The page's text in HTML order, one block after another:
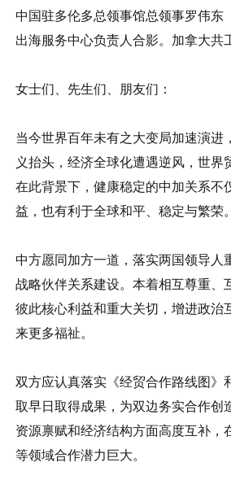
中国驻多伦多总领事馆总领事罗伟东
出海服务中心负责人合影。加拿大共
女士们、先生们、朋友们：
当今世界百年未有之大变局加速演进
义抬头，经济全球化遭遇逆风，世界
在此背景下，健康稳定的中加关系不
益，也有利于全球和平、稳定与繁荣。
中方愿同加方一道，落实两国领导人
战略伙伴关系建设。本着相互尊重、
彼此核心利益和重大关切，增进政治
来更多福祉。
双方应认真落实《经贸合作路线图》
取早日取得成果，为双边务实合作创
资源禀赋和经济结构方面高度互补，
等领域合作潜力巨大。